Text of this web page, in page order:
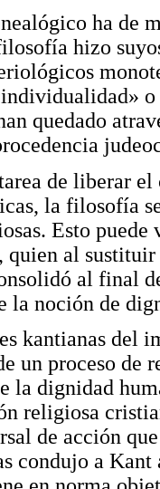
ha de
hizo
quedado
de liberar
la filosofía
Esto
quien al
al final
la noción de
kantianas del
un proceso de
la dignidad
religiosa
de acción
condujo a